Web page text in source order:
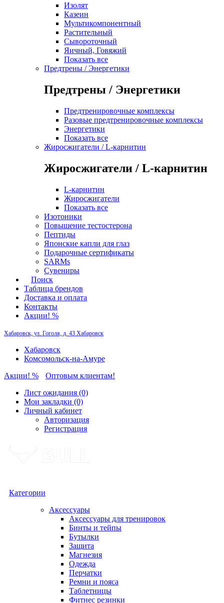
Изолят
Казеин
Мультикомпонентный
Растительный
Сывороточный
Яичный, Говяжий
Показать все
Предтрены / Энергетики
Предтрены / Энергетики
Предтренировочные комплексы
Разовые предтренировочные комплексы
Энергетики
Показать все
Жиросжигатели / L-карнитин
Жиросжигатели / L-карнитин
L-карнитин
Жиросжигатели
Показать все
Изотоники
Повышение тестостерона
Пептиды
Японские капли для глаз
Подарочные сертификаты
SARMs
Сувениры
Поиск
Таблица брендов
Доставка и оплата
Контакты
Акции! %
Хабаровск, ул. Гоголя, д. 43 Хабаровск
Хабаровск
Комсомольск-на-Амуре
Акции! %
Оптовым клиентам!
Лист ожидания (0)
Мои закладки (0)
Личный кабинет
Авторизация
Регистрация
Категории
Аксессуары
Аксессуары для тренировок
Бинты и тейпы
Бутылки
Защита
Магнезия
Одежда
Перчатки
Ремни и пояса
Таблетницы
Фитнес резинки